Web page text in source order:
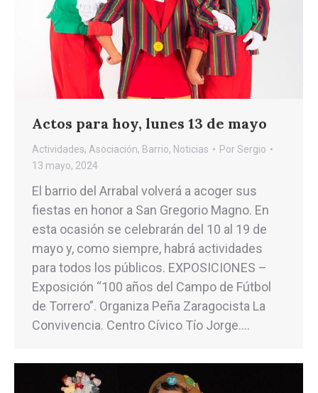
Actos para hoy, lunes 13 de mayo
Actividades, Asociación, Barrio, Noticias PorSergio
13 mayo, 2024
El barrio del Arrabal volverá a acoger sus
fiestas en honor a San Gregorio Magno. En
esta ocasión se celebrarán del 10 al 19 de
mayo y, como siempre, habrá actividades
para todos los públicos. EXPOSICIONES –
Exposición “100 años del Campo de Fútbol
de Torrero”. Organiza Peña Zaragocista La
Convivencia. Centro Cívico Tío Jorge.…